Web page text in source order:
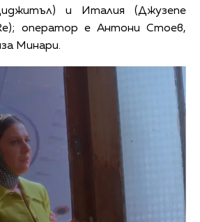
и Италия (Джузепе
оператор е Антони Стоев,
Минари.